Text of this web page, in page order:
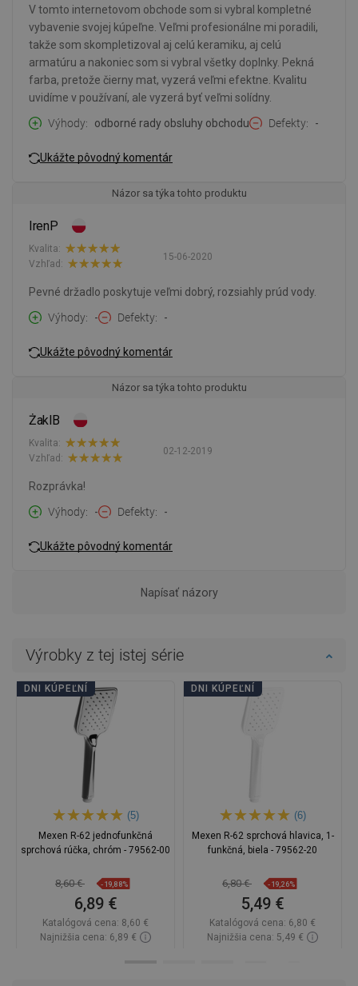
V tomto internetovom obchode som si vybral kompletné
vybavenie svojej kúpeľne. Veľmi profesionálne mi poradili,
takže som skompletizoval aj celú keramiku, aj celú
armatúru a nakoniec som si vybral všetky doplnky. Pekná
farba, pretože čierny mat, vyzerá veľmi efektne. Kvalitu
uvidíme v používaní, ale vyzerá byť veľmi solídny.
Výhody
odborné rady obsluhy obchodu Defekty -
Ukážte pôvodný komentár
Názor sa týka tohto produktu
IrenP
15-06-2020
Kvalita:
Vzhľad:
Pevné držadlo poskytuje veľmi dobrý, rozsiahly prúd vody.
Výhody
- Defekty -
Ukážte pôvodný komentár
Názor sa týka tohto produktu
ŻaklB
02-12-2019
Kvalita:
Vzhľad:
Rozprávka!
Výhody
- Defekty -
Ukážte pôvodný komentár
Napísať názory
Výrobky z tej istej série
DNI KÚPEĽNÍ
(5)
Mexen R-62 jednofunkčná
sprchová rúčka, chróm - 79562-00
8,60 € -19,88%
6,89 €
Katalógová cena: 8,60 €
Najnižšia cena: 6,89 €
DNI KÚPEĽNÍ
(6)
Mexen R-62 sprchová hlavica, 1-
funkčná, biela - 79562-20
6,80 € -19,26%
5,49 €
Katalógová cena: 6,80 €
Najnižšia cena: 5,49 €